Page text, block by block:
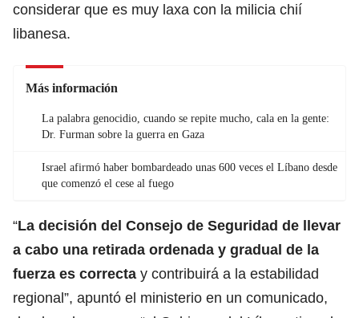
considerar que es muy laxa con la milicia chií
libanesa.
Más información
La palabra genocidio, cuando se repite mucho, cala en la gente:
Dr. Furman sobre la guerra en Gaza
Israel afirmó haber bombardeado unas 600 veces el Líbano desde
que comenzó el cese al fuego
“La decisión del Consejo de Seguridad de llevar
a cabo una retirada ordenada y gradual de la
fuerza es correcta y contribuirá a la estabilidad
regional”, apuntó el ministerio en un comunicado,